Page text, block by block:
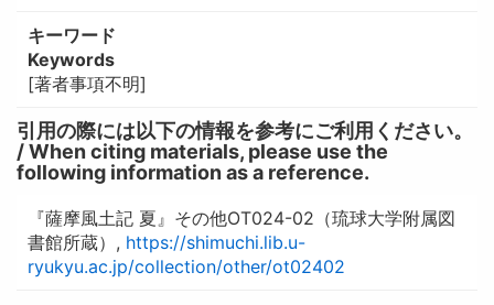
キーワード
Keywords
[著者事項不明]
引用の際には以下の情報を参考にご利用ください。
/ When citing materials, please use the
following information as a reference.
『薩摩風土記 夏』その他OT024-02（琉球大学附属図
書館所蔵）, https://shimuchi.lib.u-
ryukyu.ac.jp/collection/other/ot02402